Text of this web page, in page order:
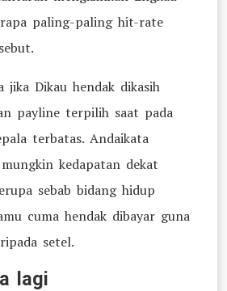
paling-paling hit-rate
jika Dikau hendak dikasih
payline terpilih saat pada
terbatas. Andaikata
kedapatan dekat
sebab bidang hidup
cuma hendak dibayar guna
setel.
lagi